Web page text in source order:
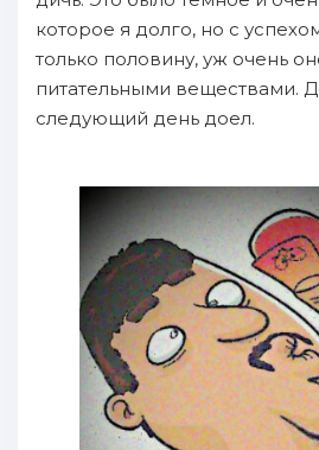
которое я долго, но с
только половину, уж очень
питательными веществами.
следующий день доел.